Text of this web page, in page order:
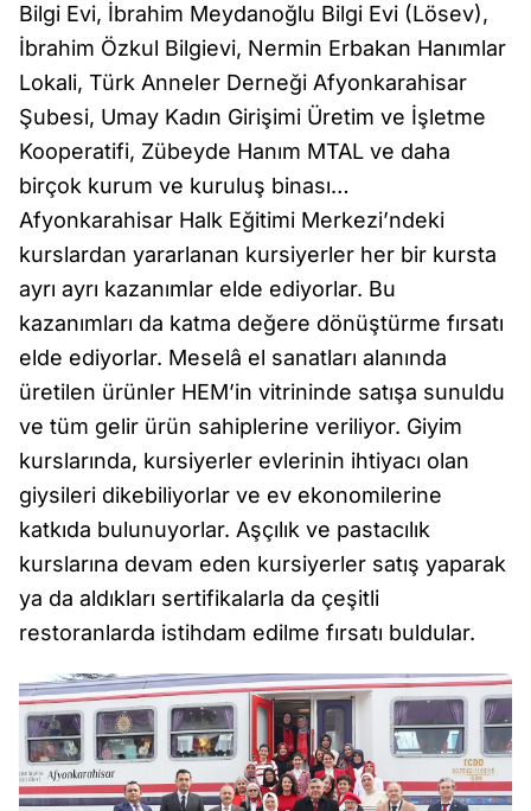
Bilgi Evi, İbrahim Meydanoğlu Bilgi Evi (Lösev),
İbrahim Özkul Bilgievi, Nermin Erbakan Hanımlar
Lokali, Türk Anneler Derneği Afyonkarahisar
Şubesi, Umay Kadın Girişimi Üretim ve İşletme
Kooperatifi, Zübeyde Hanım MTAL ve daha
birçok kurum ve kuruluş binası…
Afyonkarahisar Halk Eğitimi Merkezi’ndeki
kurslardan yararlanan kursiyerler her bir kursta
ayrı ayrı kazanımlar elde ediyorlar. Bu
kazanımları da katma değere dönüştürme fırsatı
elde ediyorlar. Meselâ el sanatları alanında
üretilen ürünler HEM’in vitrininde satışa sunuldu
ve tüm gelir ürün sahiplerine veriliyor. Giyim
kurslarında, kursiyerler evlerinin ihtiyacı olan
giysileri dikebiliyorlar ve ev ekonomilerine
katkıda bulunuyorlar. Aşçılık ve pastacılık
kurslarına devam eden kursiyerler satış yaparak
ya da aldıkları sertifikalarla da çeşitli
restoranlarda istihdam edilme fırsatı buldular.